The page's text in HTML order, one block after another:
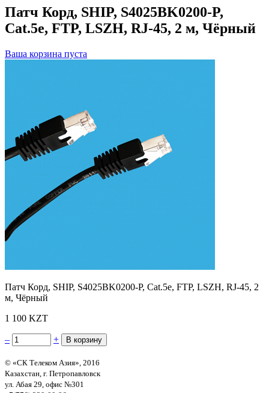
Патч Корд, SHIP, S4025BK0200-P,
Cat.5e, FTP, LSZH, RJ-45, 2 м, Чёрный
Ваша корзина пуста
Патч Корд, SHIP, S4025BK0200-P, Cat.5e, FTP, LSZH, RJ-45, 2
м, Чёрный
1 100 KZT
– +
© «СК Телеком Азия», 2016
Казахстан, г. Петропавловск
ул. Абая 29, офис №301